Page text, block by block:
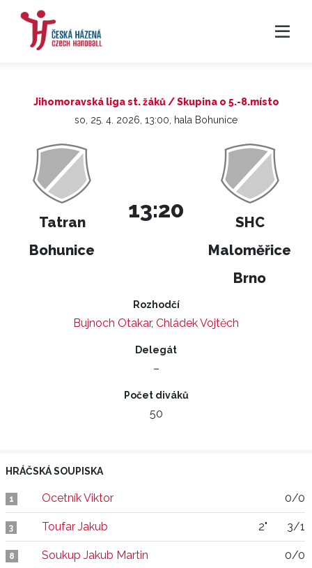
Jihomoravská liga st. žáků / Skupina o 5.-8.místo
so, 25. 4. 2026, 13:00, hala Bohunice
Tatran
Bohunice
13:20
SHC
Maloměřice
Brno
Rozhodčí
Bujnoch Otakar, Chládek Vojtěch
Delegát
–
Počet diváků
50
HRÁČSKÁ SOUPISKA
1 Ocetník Viktor 0/0
3 Toufar Jakub 2" 3/1
8 Soukup Jakub Martin 0/0